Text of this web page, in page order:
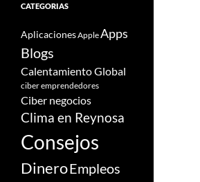
CATEGORIAS
Aplicaciones AppleApps
Blogs
Calentamiento Global
ciber emprendedores
Ciber negocios
Clima en Reynosa
Consejos
DineroEmpleos